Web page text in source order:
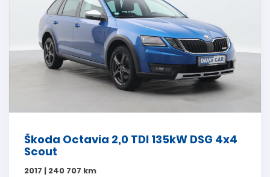
Škoda Octavia 2,0 TDI 135kW DSG 4x4
Scout
2017 | 240 707 km